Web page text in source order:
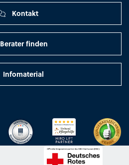
Kontakt
Berater finden
Infomaterial